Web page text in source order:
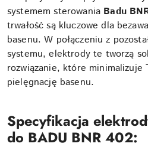
systemem sterowania Badu
trwałość są kluczowe dla
basenu. W połączeniu z
systemu, elektrody te tworzą
rozwiązanie, które minimalizuje
pielęgnację basenu.
Specyfikacja
do BADU BNR 402: